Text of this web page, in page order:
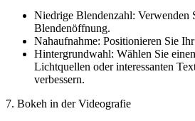
Niedrige Blendenzahl: Verwenden
Blendenöffnung.
Nahaufnahme: Positionieren Sie
Hintergrundwahl: Wählen Sie
Lichtquellen oder interessanten
verbessern.
7. Bokeh in der Videografie